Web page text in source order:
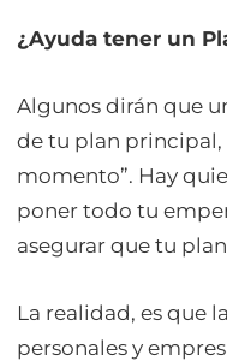
¿Ayuda tener un
Algunos dirán que
de tu plan principal,
momento”. Hay
poner todo tu
asegurar que tu
La realidad, es que
personales y